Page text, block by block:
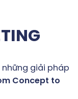
giải pháp
Concept to